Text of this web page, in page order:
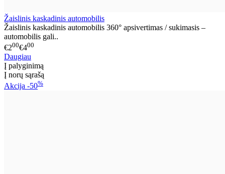
Žaislinis kaskadinis automobilis
Žaislinis kaskadinis automobilis 360° apsivertimas / sukimasis –
automobilis gali..
€200€400
Daugiau
Į palyginimą
Į norų sąrašą
Akcija -50%